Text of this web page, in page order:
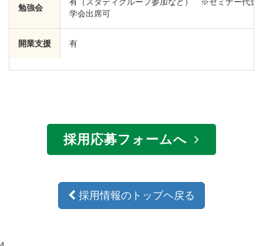
勉強会
学会出席可
開業支援 有
採用応募フォームへ
採用情報のトップヘ戻る